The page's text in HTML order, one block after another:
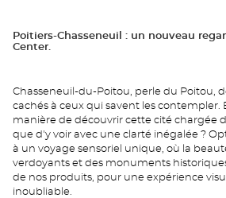
Poitiers-Chasseneuil : un nouveau
Center.
Chasseneuil-du-Poitou, perle du Poitou,
cachés à ceux qui savent les contempler.
manière de découvrir cette cité chargée
que d'y voir avec une clarté inégalée ?
à un voyage sensoriel unique, où la
verdoyants et des monuments
de nos produits, pour une expérience
inoubliable.